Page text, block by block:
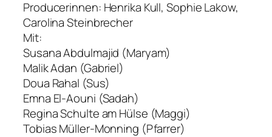
Producerinnen: Henrika Kull, Sophie Lakow,
Carolina Steinbrecher
Mit:
Susana Abdulmajid (Maryam)
Malik Adan (Gabriel)
Doua Rahal (Sus)
Emna El-Aouni (Sadah)
Regina Schulte am Hülse (Maggi)
Tobias Müller-Monning (Pfarrer)